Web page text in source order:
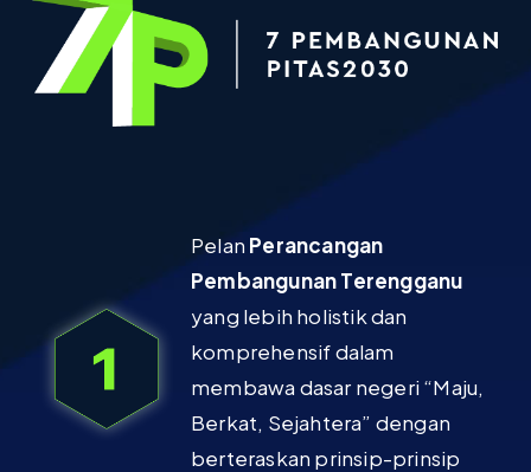
Pelan Perancangan
PembangunanTerengganu
yang lebih holistik dan
komprehensif dalam
membawa dasar negeri “Maju,
Berkat, Sejahtera” dengan
berteraskan prinsip-prinsip